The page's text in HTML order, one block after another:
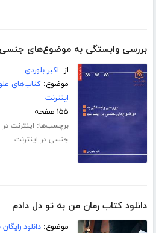
بررسی واب‍س‍ت‍گ‍ی‌ ب‍ه‌ م‍وض‍وع‌‌ه‍ای‌ ج‍ن‍س‍ی‌
از: اکبر بلوردی
موضوع:کتاب‌های
اینترنت
۱۵۵ صفحه
برچسب‌ها: اینترنت در
جنسی در اینترنت
دانلود کتاب رمان من به تو دل دادم
موضوع:دانلود